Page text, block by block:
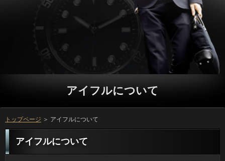
アイフルについて
トップページ ＞ アイフルについて
アイフルについて